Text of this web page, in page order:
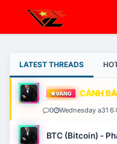
LATEST THREADS
VÀNG CẢNH
0 Wednesday a31
BTC (Bitcoin) -